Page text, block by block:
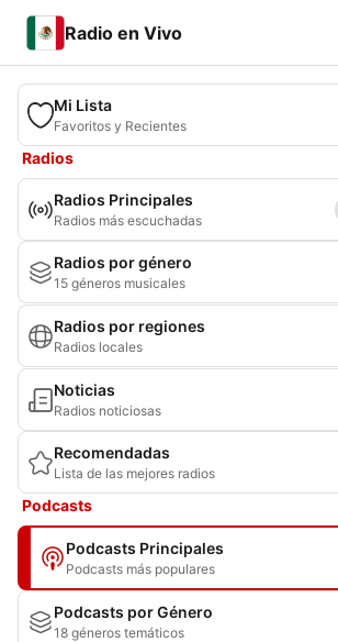
Radio en Vivo
Mi Lista
Favoritos y Recientes
Radios
Radios Principales
Radios más escuchadas
Radios por género
15 géneros musicales
Radios por regiones
Radios locales
Noticias
Radios noticiosas
Recomendadas
Lista de las mejores radios
Podcasts
Podcasts Principales
Podcasts más populares
Podcasts por Género
18 géneros temáticos